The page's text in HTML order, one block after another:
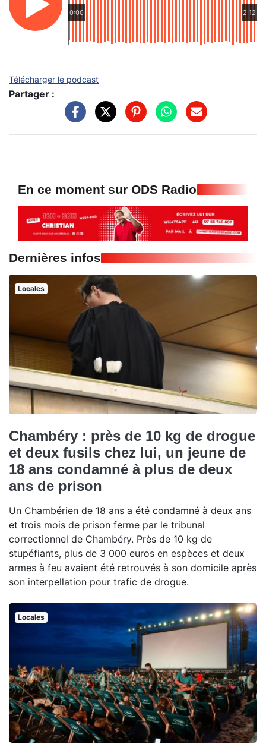
0:00 2:12
Télécharger le podcast
Partager :
En ce moment sur ODS Radio
Dernières infos
Locales
Chambéry : près de 10 kg de drogue
et deux fusils chez lui, un jeune de
18 ans condamné à plus de deux
ans de prison
Un Chambérien de 18 ans a été condamné à deux ans
et trois mois de prison ferme par le tribunal
correctionnel de Chambéry. Près de 10 kg de
stupéfiants, plus de 3 000 euros en espèces et deux
armes à feu avaient été retrouvés à son domicile après
son interpellation pour trafic de drogue.
Locales